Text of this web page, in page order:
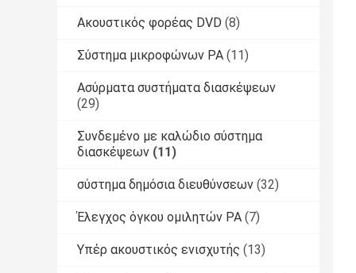
Ακουστικός φορέας DVD (8)
Σύστημα μικροφώνων PA (11)
Ασύρματα συστήματα διασκέψεων
(29)
Συνδεμένο με καλώδιο σύστημα
διασκέψεων (11)
σύστημα δημόσια διευθύνσεων (32)
Έλεγχος όγκου ομιλητών PA (7)
Υπέρ ακουστικός ενισχυτής (13)